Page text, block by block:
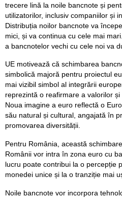
trecere lină la noile bancnote și
utilizatorilor, inclusiv companiilor și
Distribuția noilor bancnote va
mici, și va continua cu cele mai
a bancnotelor vechi cu cele noi va
UE motivează că schimbarea
simbolică majoră pentru proiectul
mai vizibil simbol al integrării
reprezintă o reafirmare a valorilor
Noua imagine a euro reflectă o
său natural și cultural, angajată în
promovarea diversității.
Pentru România, această
Românii vor intra în zona euro cu
lucru poate contribui la o percepție
monedei unice și la o tranziție mai
Noile bancnote vor incorpora